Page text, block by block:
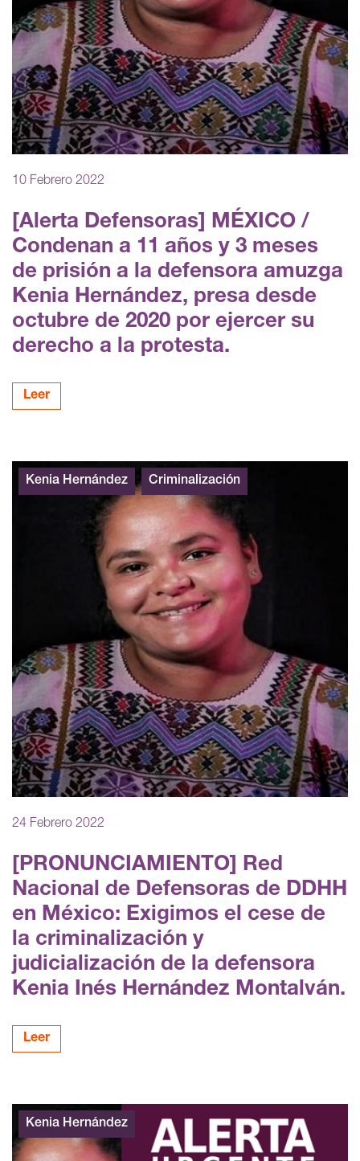
10 Febrero 2022
[Alerta Defensoras] MÉXICO /
Condenan a 11 años y 3 meses
de prisión a la defensora amuzga
Kenia Hernández, presa desde
octubre de 2020 por ejercer su
derecho a la protesta.
Leer
24 Febrero 2022
[PRONUNCIAMIENTO] Red
Nacional de Defensoras de DDHH
en México: Exigimos el cese de
la criminalización y
judicialización de la defensora
Kenia Inés Hernández Montalván.
Leer
Kenia Hernández Criminalización
Kenia Hernández